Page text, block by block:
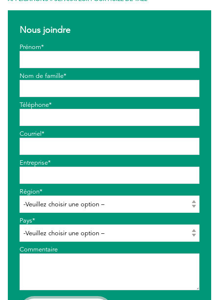
EthicsPoint
Ackumen
English
Rechercher
Nous joindre
Prénom*
Nom de famille*
Téléphone*
Courriel*
Entreprise*
Région*
Pays*
Commentaire